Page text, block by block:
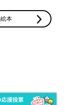
蛛！？
舞台に大活躍す
が…そう、ここ
告状。お祭りの
本